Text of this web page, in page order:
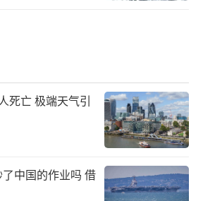
死亡 极端天气引
中国的作业吗 借